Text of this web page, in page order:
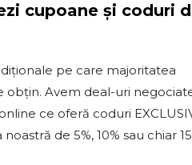
cupoane și coduri
pe care majoritatea
obțin. Avem deal-uri
ce oferă coduri
de 5%, 10% sau chiar